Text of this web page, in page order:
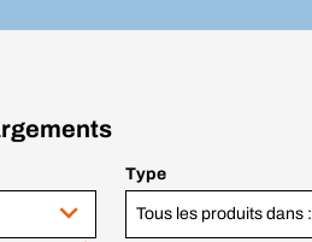
Type
Tous les produits dans :